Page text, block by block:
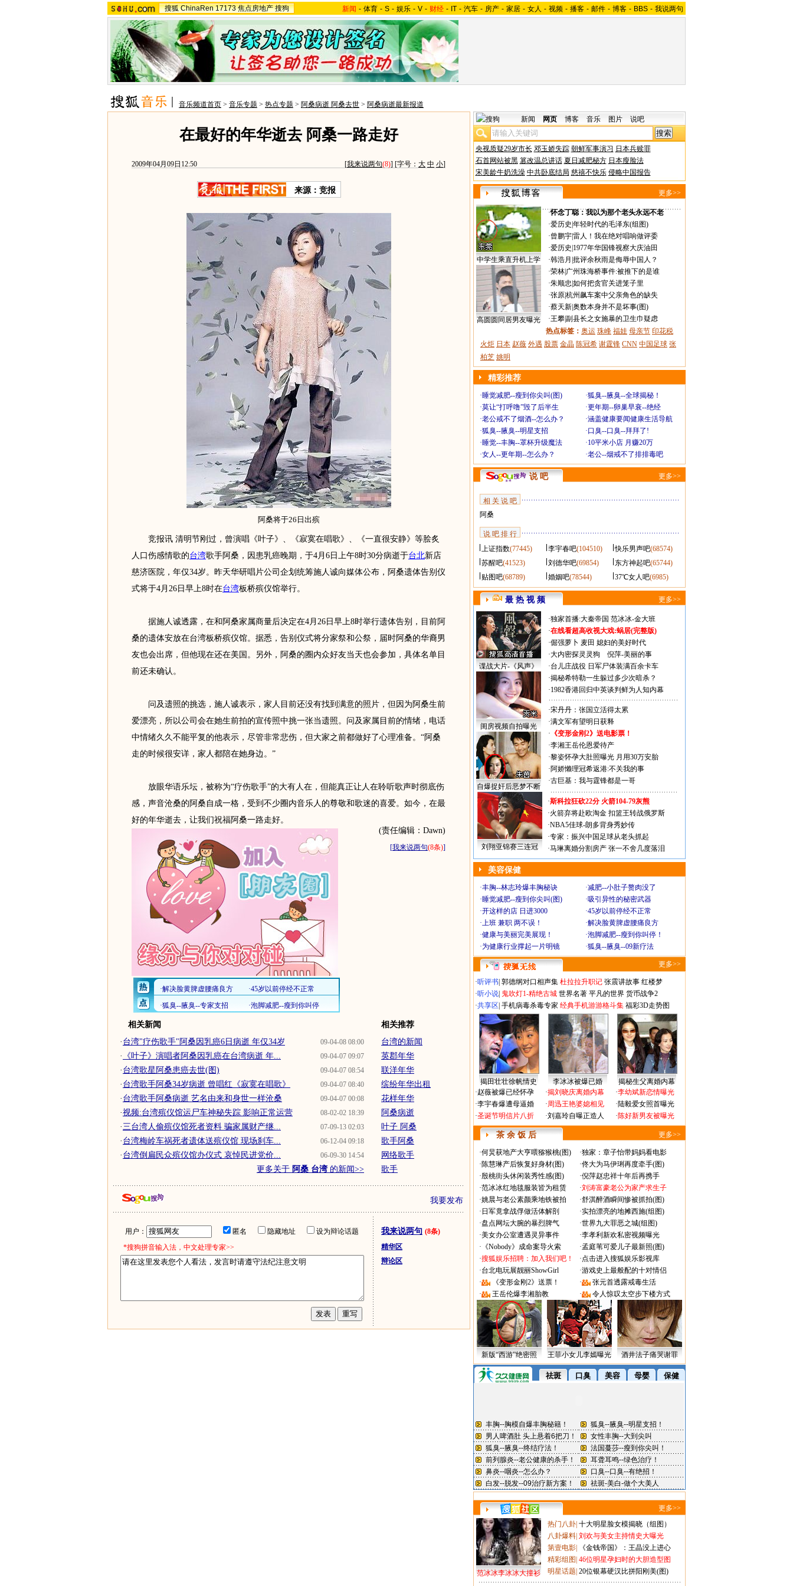
搜狐 ChinaRen 17173 焦点房地产 搜狗 新闻 - 体育 - S - 娱乐 - V - 财经 - IT - 汽车 - 房产 - 家居 - 女人 - 视频 - 播客 - 邮件 - 博客 - BBS - 我说两句
音乐频道首页 > 音乐专题 > 热点专题 > 阿桑病逝 阿桑去世 > 阿桑病逝最新报道
在最好的年华逝去 阿桑一路走好
2009年04月09日12:50 [我来说两句(8)] [字号： 大 中 小]
来源：竞报
阿桑将于26日出殡
竞报讯 清明节刚过，曾演唱《叶子》、《寂寞在唱歌》、《一直很安静》等脍炙
人口伤感情歌的台湾歌手阿桑，因患乳癌晚期，于4月6日上午8时30分病逝于台北新店
慈济医院，年仅34岁。昨天华研唱片公司企划统筹施人诚向媒体公布，阿桑遗体告别仪
式将于4月26日早上8时在台湾板桥殡仪馆举行。
据施人诚透露，在和阿桑家属商量后决定在4月26日早上8时举行遗体告别，目前阿
桑的遗体安放在台湾板桥殡仪馆。据悉，告别仪式将分家祭和公祭，届时阿桑的华裔男
友也会出席，但他现在还在美国。另外，阿桑的圈内众好友当天也会参加，具体名单目
前还未确认。
问及遗照的挑选，施人诚表示，家人目前还没有找到满意的照片，但因为阿桑生前
爱漂亮，所以公司会在她生前拍的宣传照中挑一张当遗照。问及家属目前的情绪，电话
中情绪久久不能平复的他表示，尽管非常悲伤，但大家之前都做好了心理准备。“阿桑
走的时候很安详，家人都陪在她身边。”
放眼华语乐坛，被称为“疗伤歌手”的大有人在，但能真正让人在聆听歌声时彻底伤
感，声音沧桑的阿桑自成一格，受到不少圈内音乐人的尊敬和歌迷的喜爱。如今，在最
好的年华逝去，让我们祝福阿桑一路走好。
(责任编辑：Dawn)
[我来说两句(8条)]
相关新闻
09-04-08 08:00
· 台湾"疗伤歌手"阿桑因乳癌6日病逝 年仅34岁
09-04-07 09:07
· 《叶子》演唱者阿桑因乳癌在台湾病逝 年...
09-04-07 08:54
· 台湾歌星阿桑患癌去世(图)
09-04-07 08:40
· 台湾歌手阿桑34岁病逝 曾唱红《寂寞在唱歌》
09-04-07 00:08
· 台湾歌手阿桑病逝 艺名由来和身世一样沧桑
08-02-02 18:39
·视频:台湾殡仪馆运尸车神秘失踪 影响正常运营
07-09-13 02:03
·三台湾人偷殡仪馆死者资料 骗家属财产继...
06-12-04 09:18
· 台湾梅岭车祸死者遗体送殡仪馆 现场刹车...
06-09-30 14:54
· 台湾倒扁民众殡仪馆办仪式 哀悼民进党价...
更多关于 阿桑 台湾 的新闻>>
相关推荐
台湾的新闻
英郡年华
联洋年华
缤纷年华出租
花样年华
阿桑病逝
叶子 阿桑
歌手阿桑
网络歌手
歌手
我要发布
用户： 匿名 隐藏地址
设为辩论话题
*搜狗拼音输入法，中文处理专家>>
我来说两句 (8条)
精华区
辩论区
新闻 网页 博客 音乐 图片 说吧
央视质疑29岁市长 邓玉娇失踪 朝鲜军事演习 日本兵赎罪
石首网站被黑 篡改温总讲话 夏日减肥秘方 日本瘦脸法
宋美龄牛奶洗澡 中共卧底结局 慈禧不快乐 侵略中国报告
更多>>
中学生乘直升机上学
高圆圆同居男友曝光
·怀念丁聪：我以为那个老头永远不老
·爱历史 年轻时代的毛泽东(组图)
·曾鹏宇|雷人！我在绝对唱响做评委
·爱历史 1977年华国锋视察大庆油田
·韩浩月 批评余秋雨是侮辱中国人？
·荣林| 广州珠海桥事件:被推下的是谁
·朱顺忠 如何把贪官关进笼子里
·张原|杭州飙车案中父亲角色的缺失
·蔡天新|奥数本身并不是坏事(图)
·王攀|副县长之女施暴的卫生巾疑虑
热点标签： 奥运 珠峰 福娃 母亲节 印花税
火炬 日本 赵薇 外遇 股票 金晶 陈冠希 谢霆锋 CNN 中国足球 张
柏芝 姚明
精彩推荐
·睡觉减肥--瘦到你尖叫(图) ·狐臭--腋臭--全球揭秘！
·莫让“打呼噜”毁了后半生 ·更年期--卵巢早衰--绝经
·老公戒不了烟酒--怎么办？ ·涵盖健康要闻健康生活导航
·狐臭--腋臭--明星支招 ·口臭--口臭--拜拜了!
·睡觉--丰胸--罩杯升级魔法 ·10平米小店 月赚20万
·女人--更年期--怎么办？ ·老公--烟戒不了排排毒吧
说 吧 更多>>
相 关 说 吧
阿桑
说 吧 排 行
上证指数(77445) 李宇春吧(104510) 快乐男声吧(68574)
苏醒吧(41523) 刘德华吧(69854) 东方神起吧(65744)
贴图吧(68789) 婚姻吧(78544) 37℃女人吧(6985)
最 热 视 频 更多>>
谍战大片-《风声》
闺房视频自拍曝光
自爆捉奸后恶梦不断
·独家首播:大秦帝国 范冰冰-金大班
·在线看超高收视大戏:蜗居(完整版)
·倔强萝卜 麦田 媳妇的美好时代
·大内密探灵灵狗
倪萍-美丽的事
·台儿庄战役 日军尸体装满百余卡车
·揭秘希特勒一生躲过多少次暗杀？
·1982香港回归中英谈判鲜为人知内幕
·宋丹丹：张国立活得太累
·满文军有望明日获释
· 《变形金刚2》送电影票！
·李湘王岳伦恩爱待产
·黎姿怀孕大肚照曝光 月用30万安胎
·阿娇懒理冠希返港:不关我的事
·古巨基：我与霆锋都是一哥
刘翔亚锦赛三连冠
·斯科拉狂砍22分 火箭104-79灰熊
·火箭弃将赴欧淘金 扣篮王转战俄罗斯
·NBA5佳球-朗多背身秀妙传
·专家：振兴中国足球从老头抓起
·马琳离婚分割房产 张一不舍几度落泪
美容保健
·丰胸--林志玲爆丰胸秘诀 ·减肥--小肚子赘肉没了
·睡觉减肥--瘦到你尖叫(图) ·吸引异性的秘密武器
·开这样的店 日进3000 ·45岁以前停经不正常
·上班 兼职 两不误！ ·解决脸黄脾虚腰痛良方
·健康与美丽完美展现！ ·泡脚减肥--瘦到你叫停！
·为健康行业撑起一片明镜 ·狐臭--腋臭--09新疗法
更多>>
·听评书 郭德纲对口相声集 杜拉拉升职记 张震讲故事 红楼梦
·听小说 鬼吹灯1-精绝古城 世界名著 平凡的世界 货币战争2
·共享区 手机病毒杀毒专家 经典手机游游格斗集 福彩3D走势图
揭田壮壮徐帆情史 李冰冰被爆已婚
揭秘生父离婚内幕
·赵薇被爆已经怀孕
·李宇春爆遭母逼婚
·圣诞节明信片八折
·揭刘晓庆离婚内幕
·周迅王艳婆媳相见
·刘嘉玲自曝正造人
·李幼斌新恋情曝光
·陆毅爱女照首曝光
·陈好新男友被曝光
茶 余 饭 后 更多>>
·何炅获地产大亨喂猕猴桃(图) ·独家：章子怡带妈妈看电影
·陈慧琳产后恢复好身材(图) ·佟大为马伊琍再度牵手(图)
·殷桃街头休闲装秀性感(图) ·倪萍赵忠祥十年后再携手
·范冰冰红地毯服装皆为租赁 ·刘涛富豪老公为家产求生子
·姚晨与老公素颜乘地铁被拍 ·舒淇醉酒瞬间惨被抓拍(图)
· 日军竟拿战俘做活体解剖 ·实拍漂亮的地摊西施(组图)
·盘点网坛大腕的暴烈脾气 ·世界九大罪恶之城(组图)
·美女办公室遭遇灵异事件 ·李孝利新欢私密视频曝光
· 《Nobody》成命案导火索 ·孟庭苇可爱儿子最新照(图)
·搜狐娱乐招聘：加入我们吧！ ·点击进入搜狐娱乐影视库
·台北电玩展靓丽ShowGirl ·游戏史上最般配的十对情侣
·
《变形金刚2》送票！ ·
张元首透露戒毒生活
·
王岳伦爆李湘胎教 · 令人惊叹太空步下楼方式
新版“西游”绝密照 王菲小女儿李嫣曝光 酒井法子痛哭谢罪
更多>>
范冰冰李冰冰大撞衫
热门八卦 十大明星脸女模揭晓（组图）
八卦爆料 刘欢与美女主持情史大曝光
第壹电影
《金钱帝国》：王晶没上进心
精彩组图 46位明星孕妇时的大胆造型图
明星话题 20位银幕硬汉比拼阳刚美(图)